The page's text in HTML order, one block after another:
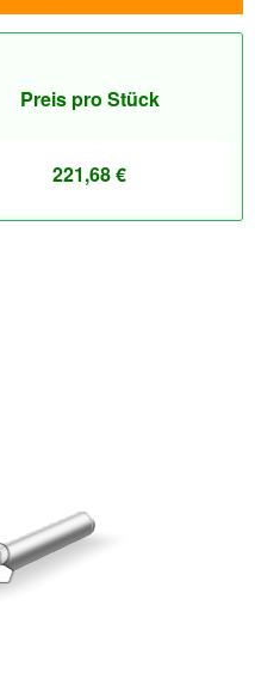
Preis pro Stück
221,68€